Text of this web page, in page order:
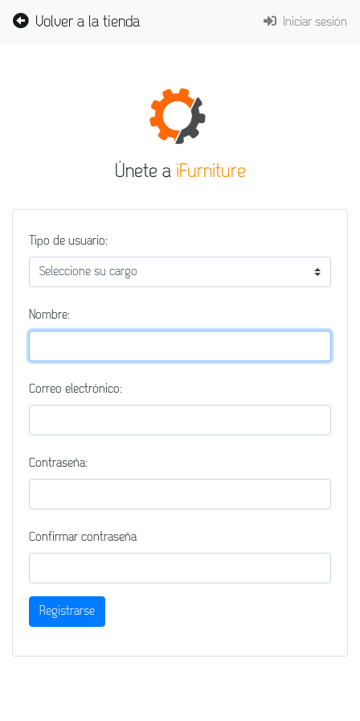
Volver a la tienda Iniciar sesión
Únete a iFurniture
Tipo de usuario:
Nombre:
Correo electrónico:
Contraseña:
Confirmar contraseña
Registrarse